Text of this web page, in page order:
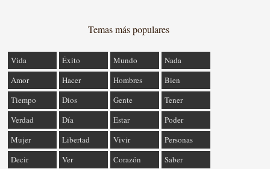
Temas más populares
Vida Éxito Mundo
Nada
Amor
Hacer Hombres
Bien
Tiempo
Dios Gente
Tener
Verdad
Día Estar
Poder
Mujer
Libertad Vivir
Personas
Decir
Ver Corazón Saber